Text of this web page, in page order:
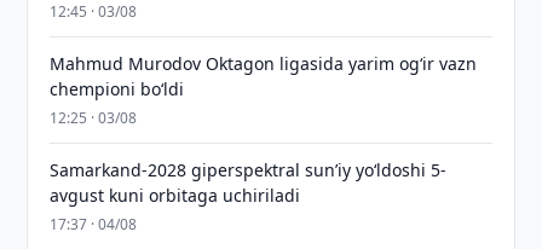
12:45 · 03/08
Mahmud Murodov Oktagon ligasida yarim og‘ir vazn
chempioni bo‘ldi
12:25 · 03/08
Samarkand-2028 giperspektral sun’iy yo‘ldoshi 5-
avgust kuni orbitaga uchiriladi
17:37 · 04/08